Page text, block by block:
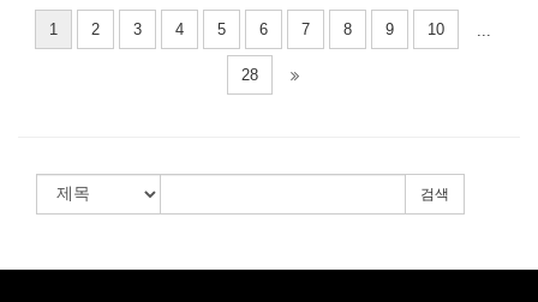
1 2 3 4 5 6 7 8 9 10 ...
28
검색